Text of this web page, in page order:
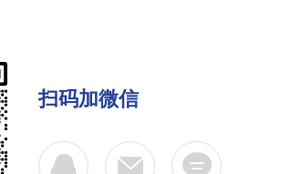
扫码加微信